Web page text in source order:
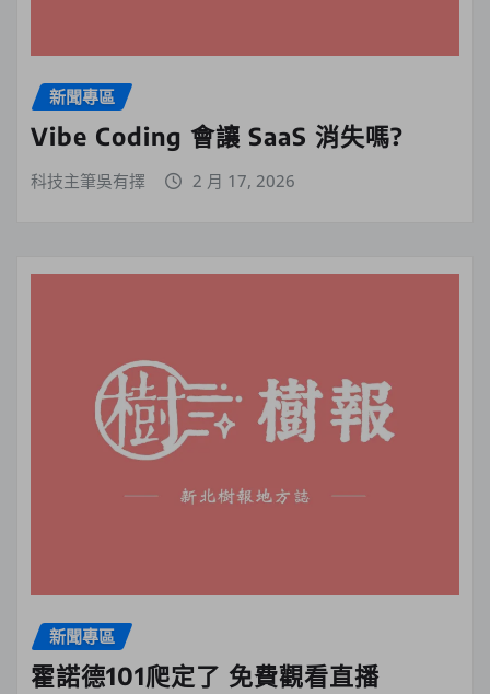
新聞專區
Vibe Coding 會讓 SaaS 消失嗎?
科技主筆吳有擇 2 月 17, 2026
新聞專區
霍諾德101爬定了 免費觀看直播